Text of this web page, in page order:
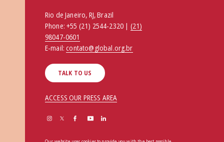
Rio de Janeiro, RJ, Brazil
Phone:+55 (21) 2544-2320 | (21)
98047-0601
E-mail:contato@global.org.br
TALK TO US
ACCESS OUR PRESS AREA